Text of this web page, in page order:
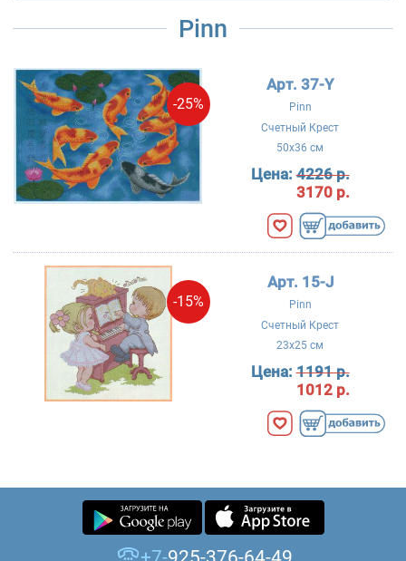
Pinn
-25%
Арт. 37-Y
Pinn
Счетный Крест
50x36 см
Цена:4226 р.
3170 р.
-15%
Арт. 15-J
Pinn
Счетный Крест
23x25 см
Цена:1191 р.
1012 р.